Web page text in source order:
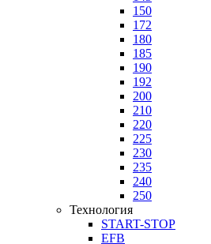
150
172
180
185
190
192
200
210
220
225
230
235
240
250
Технология
START-STOP
EFB